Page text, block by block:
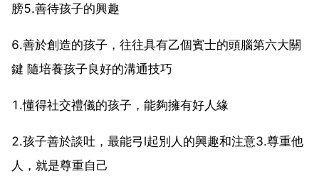
膀5.善待孩子的興趣
6.善於創造的孩子，往往具有乙個賓士的頭腦第六大關
鍵 隨培養孩子良好的溝通技巧
1.懂得社交禮儀的孩子，能夠擁有好人緣
2.孩子善於談吐，最能弓l起別人的興趣和注意3.尊重他
人，就是尊重自己